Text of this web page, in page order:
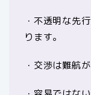
・不透明な先
ります。
・交渉は難航